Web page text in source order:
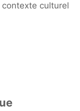
culturel